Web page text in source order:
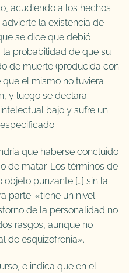
acudiendo a los hechos
la existencia de
se dice que debió
probabilidad de que su
de muerte (producida con
el mismo no tuviera
y luego se declara
bajo y sufre un
que haberse concluido
de matar. Los términos de
punzante […] sin la
parte: «tiene un nivel
de la personalidad no
rasgos, aunque no
de esquizofrenia».
e indica que en el